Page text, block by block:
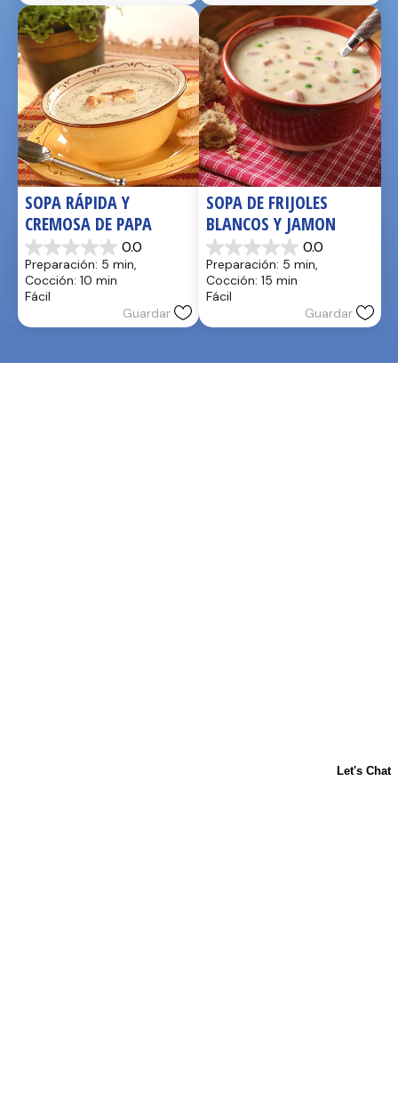
SOPA RÁPIDA Y
CREMOSA DE PAPA
0.0
0.0
de
5
estrellas.
Preparación: 5 min,
Cocción: 10 min
Fácil
Guardar
SOPA DE FRIJOLES
BLANCOS Y JAMON
0.0
0.0
de
5
estrellas.
Preparación: 5 min,
Cocción: 15 min
Fácil
Guardar